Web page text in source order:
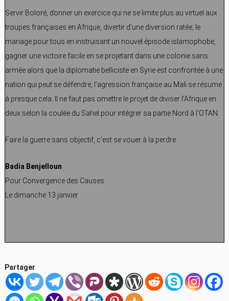
Servir Boloré, donner un exercice qui ne se limite plus au virtuel aux
troupes françaises en Afrique, divertir d’une diversion ratée, le
mariage pour tous en instruisant un nouvel épisode islamophobe,
gagner une victoire facile en se projetant dans une colonie sans
armée alors que la diplomatie belliciste en Syrie est confrontée à une
nation qui peut se défendre, l’agression française au Mali se résume
à presque cela. Il ne faut pas omettre le projet de diviser l’Afrique en
deux selon la coulée du Sahel pour intégrer sa partie Nord à l’OTAN.
Faire la guerre sans objectif, c’est se vouer à la perdre.
Badia Benjelloun
Pour Convergence des Causes
Le dimanche 13 janvier
Partager